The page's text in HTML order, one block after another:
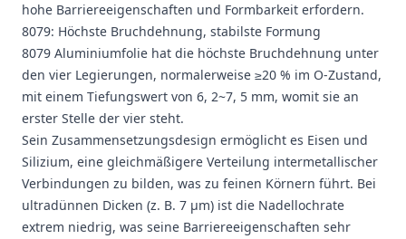
hohe Barriereeigenschaften und Formbarkeit erfordern.
8079: Höchste Bruchdehnung, stabilste Formung
8079 Aluminiumfolie hat die höchste Bruchdehnung unter
den vier Legierungen, normalerweise ≥20 % im O-Zustand,
mit einem Tiefungswert von 6, 2~7, 5 mm, womit sie an
erster Stelle der vier steht.
Sein Zusammensetzungsdesign ermöglicht es Eisen und
Silizium, eine gleichmäßigere Verteilung intermetallischer
Verbindungen zu bilden, was zu feinen Körnern führt. Bei
ultradünnen Dicken (z. B. 7 μm) ist die Nadellochrate
extrem niedrig, was seine Barriereeigenschaften sehr